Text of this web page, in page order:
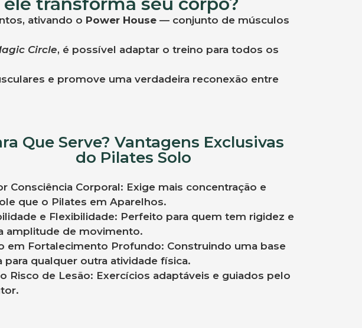
ativando o Power House — conjunto de músculos
Circle, é possível adaptar o treino para todos os
e promove uma verdadeira reconexão entre
Que Serve? Vantagens Exclusivas
do Pilates Solo
Consciência Corporal: Exige mais concentração e
que o Pilates em Aparelhos.
e Flexibilidade: Perfeito para quem tem rigidez e
amplitude de movimento.
em Fortalecimento Profundo: Construindo uma base
para qualquer outra atividade física.
Risco de Lesão: Exercícios adaptáveis e guiados pelo